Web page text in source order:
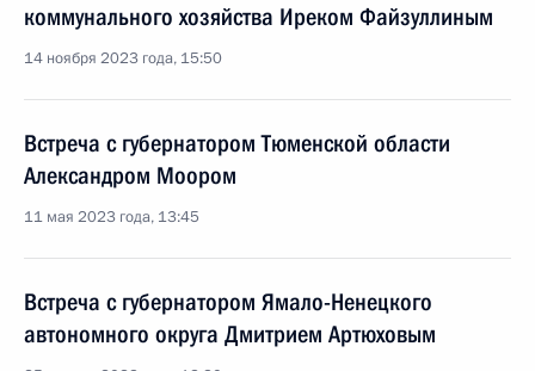
коммунального хозяйства Иреком Файзуллиным
14 ноября 2023 года, 15:50
Встреча с губернатором Тюменской области
Александром Моором
11 мая 2023 года, 13:45
Встреча с губернатором Ямало-Ненецкого
автономного округа Дмитрием Артюховым